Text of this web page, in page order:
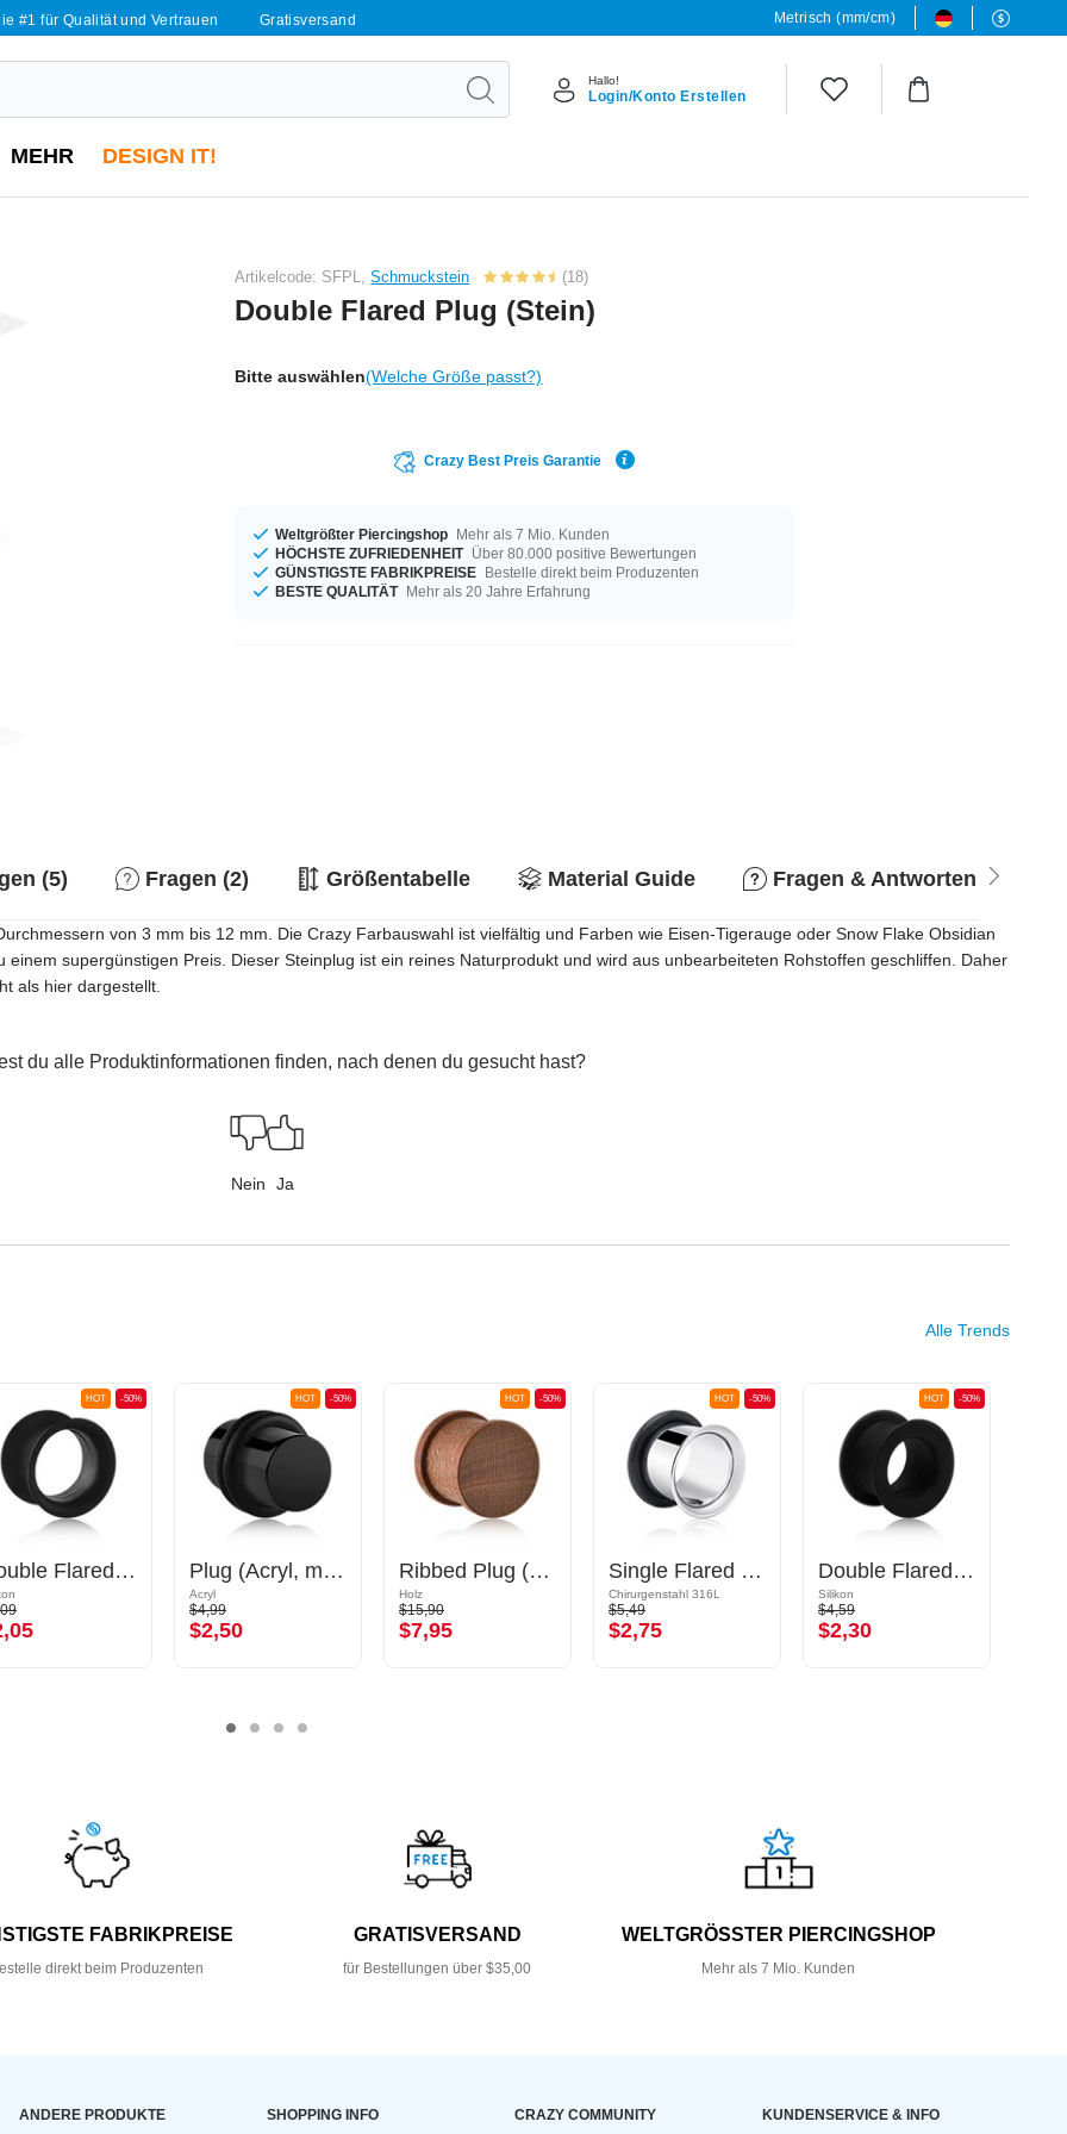
#1 für Qualität und Vertrauen Gratisversand Metrisch (mm/cm)
Hallo!
Login/Konto Erstellen
MEHR DESIGN IT!
Artikelcode: SFPL,Schmuckstein (18)
Double Flared Plug (Stein)
Bitte auswählen(Welche Größe passt?)
Crazy Best Preis Garantie
Weltgrößter Piercingshop Mehr als 7 Mio. Kunden
HÖCHSTE ZUFRIEDENHEIT Über 80.000 positive Bewertungen
GÜNSTIGSTE FABRIKPREISE Bestelle direkt beim Produzenten
BESTE QUALITÄT Mehr als 20 Jahre Erfahrung
(5) Fragen (2) Größentabelle Material Guide Fragen & Antworten
von 3 mm bis 12 mm. Die Crazy Farbauswahl ist vielfältig und Farben wie Eisen-Tigerauge oder Snow Flake Obsidian
supergünstigen Preis. Dieser Steinplug ist ein reines Naturprodukt und wird aus unbearbeiteten Rohstoffen geschliffen. Daher
als hier dargestellt.
du alle Produktinformationen finden, nach denen du gesucht hast?
Nein Ja
Alle Trends
-50%
HOT
Double Flared Tunnel (Silikon, mehrere Farben)
-50%
HOT
Plug (Acryl, mehrere Farben) mit O-Ringen
Acryl
$4,99
$2,50
-50%
HOT
Ribbed Plug (Holz)
Holz
$15,90
$7,95
-50%
HOT
Single Flared Tunnel (Chirurgenstahl, silber, glänzend) mit O-Ring
Chirurgenstahl 316L
$5,49
$2,75
-50%
HOT
Double Flared Tunnel (Silikon, mehrere Farben)
Silikon
$4,59
$2,30
FABRIKPREISE
direkt beim Produzenten
GRATISVERSAND
für Bestellungen über $35,00
WELTGRÖSSTER PIERCINGSHOP
Mehr als 7 Mio. Kunden
ANDERE PRODUKTE SHOPPING INFO CRAZY COMMUNITY KUNDEN­SERVICE & INFO